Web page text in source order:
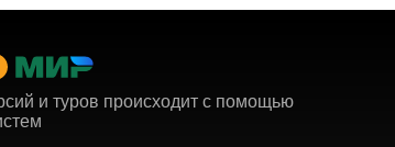
и туров происходит с помощью